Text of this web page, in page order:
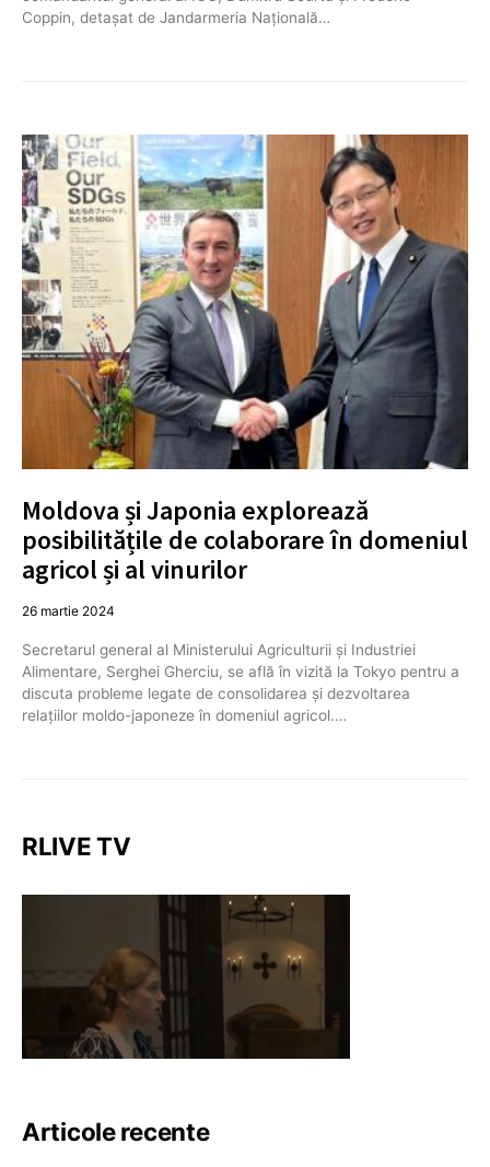
Coppin, detașat de Jandarmeria Națională…
Moldova și Japonia explorează
posibilitățile de colaborare în domeniul
agricol și al vinurilor
26 martie 2024
Secretarul general al Ministerului Agriculturii şi Industriei
Alimentare, Serghei Gherciu, se află în vizită la Tokyo pentru a
discuta probleme legate de consolidarea şi dezvoltarea
relaţiilor moldo-japoneze în domeniul agricol.…
RLIVE TV
Articole recente